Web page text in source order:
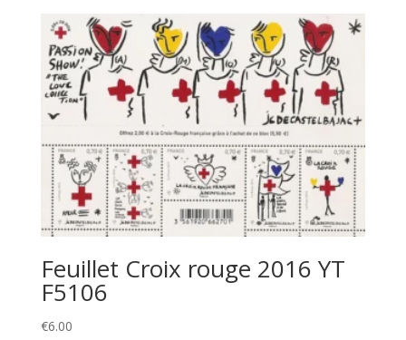
Feuillet Croix rouge 2016 YT
F5106
€6.00